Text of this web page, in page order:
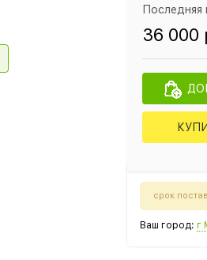
Последняя
36 000
срок
Ваш город: г